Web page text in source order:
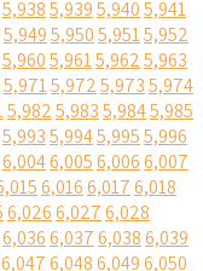
5,9385,9395,9405,941
5,9495,9505,9515,952
5,9605,9615,9625,963
5,9715,9725,9735,974
5,9825,9835,9845,985
5,9935,9945,9955,996
6,0046,0056,0066,007
6,0166,0176,018
6,0266,0276,028
6,0366,0376,0386,039
6,0476,0486,0496,050